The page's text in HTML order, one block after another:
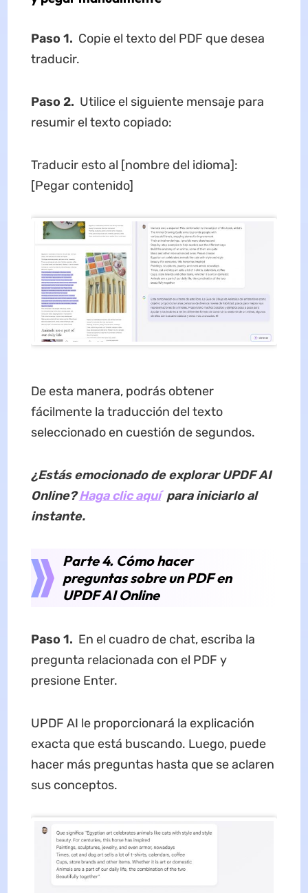
Paso 1. Copie el texto del PDF que desea
traducir.
Paso 2. Utilice el siguiente mensaje para
resumir el texto copiado:
Traducir esto al [nombre del idioma]:
[Pegar contenido]
De esta manera, podrás obtener
fácilmente la traducción del texto
seleccionado en cuestión de segundos.
¿Estás emocionado de explorar UPDF AI
Online?Haga clic aquípara iniciarlo al
instante.
Parte 4. Cómo hacer
preguntas sobre un PDF en
UPDF AI Online
Paso 1. En el cuadro de chat, escriba la
pregunta relacionada con el PDF y
presione Enter.
UPDF AI le proporcionará la explicación
exacta que está buscando. Luego, puede
hacer más preguntas hasta que se aclaren
sus conceptos.